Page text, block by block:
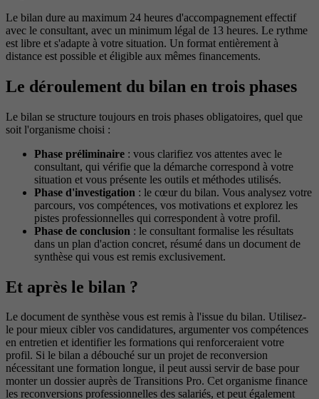
Le bilan dure au maximum 24 heures d'accompagnement effectif
avec le consultant, avec un minimum légal de 13 heures. Le rythme
est libre et s'adapte à votre situation. Un format entièrement à
distance est possible et éligible aux mêmes financements.
Le déroulement du bilan en trois phases
Le bilan se structure toujours en trois phases obligatoires, quel que
soit l'organisme choisi :
Phase préliminaire : vous clarifiez vos attentes avec le
consultant, qui vérifie que la démarche correspond à votre
situation et vous présente les outils et méthodes utilisés.
Phase d'investigation : le cœur du bilan. Vous analysez votre
parcours, vos compétences, vos motivations et explorez les
pistes professionnelles qui correspondent à votre profil.
Phase de conclusion : le consultant formalise les résultats
dans un plan d'action concret, résumé dans un document de
synthèse qui vous est remis exclusivement.
Et après le bilan ?
Le document de synthèse vous est remis à l'issue du bilan. Utilisez-
le pour mieux cibler vos candidatures, argumenter vos compétences
en entretien et identifier les formations qui renforceraient votre
profil. Si le bilan a débouché sur un projet de reconversion
nécessitant une formation longue, il peut aussi servir de base pour
monter un dossier auprès de Transitions Pro. Cet organisme finance
les reconversions professionnelles des salariés, et peut également